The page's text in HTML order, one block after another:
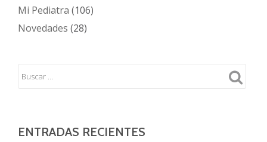
Mi Pediatra (106)
Novedades (28)
ENTRADAS RECIENTES